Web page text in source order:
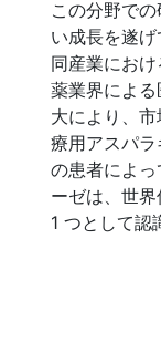
この分野で
い成長を遂
同産業にお
薬業界によ
大により、
療用アスパ
の患者によ
ーゼは、世
1 つとして認